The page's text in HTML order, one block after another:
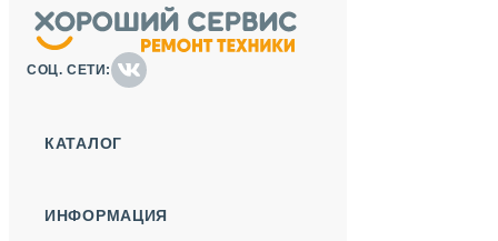
СОЦ. СЕТИ:
КАТАЛОГ
ИНФОРМАЦИЯ